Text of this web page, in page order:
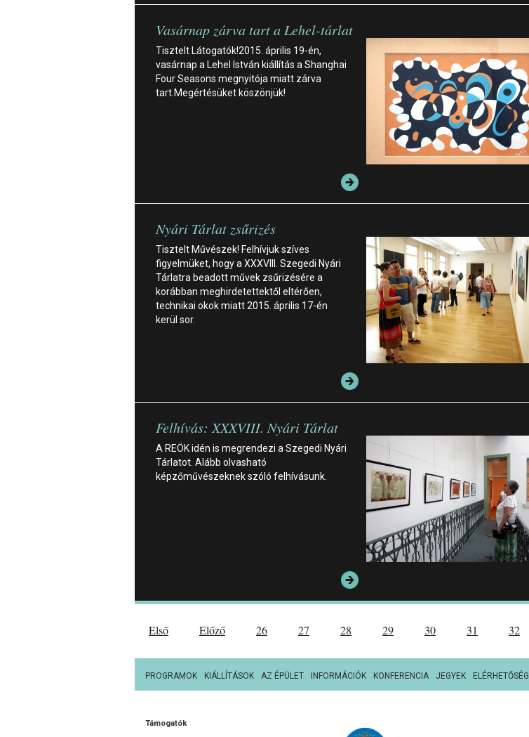
Vasárnap zárva tart a Lehel-tárlat
Tisztelt Látogatók!2015. április 19-én,
vasárnap a Lehel István kiállítás a Shanghai
Four Seasons megnyitója miatt zárva
tart.Megértésüket köszönjük!
Nyári Tárlat zsűrizés
Tisztelt Művészek! Felhívjuk szíves
figyelmüket, hogy a XXXVIII. Szegedi Nyári
Tárlatra beadott művek zsűrizésére a
korábban meghirdetettektől eltérően,
technikai okok miatt 2015. április 17-én
kerül sor.
Felhívás: XXXVIII. Nyári Tárlat
A REÖK idén is megrendezi a Szegedi Nyári
Tárlatot. Alább olvasható
képzőművészeknek szóló felhívásunk.
Első Előző 26 27 28 29 30 31 32
PROGRAMOK KIÁLLÍTÁSOK AZ ÉPÜLET INFORMÁCIÓK KONFERENCIA JEGYEK ELÉRHETŐSÉG
Támogatók